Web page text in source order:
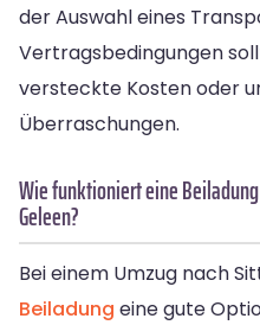
der Auswahl eines
Vertragsbedingungen
versteckte Kosten oder
Überraschungen.
Wie funktioniert eine
Geleen?
Bei einem Umzug nach
Beiladung eine gute